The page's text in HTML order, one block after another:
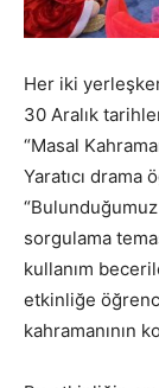
Her iki
30 Aralık
“Masal
Yaratıcı
sorgulama
kullanım
etkinliğe
kahramanının